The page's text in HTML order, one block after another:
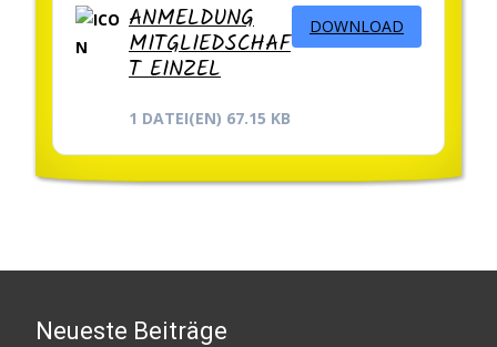
ANMELDUNG
MITGLIEDSCHAF
T EINZEL
1 DATEI(EN) 67.15 KB
DOWNLOAD
Neueste Beiträge